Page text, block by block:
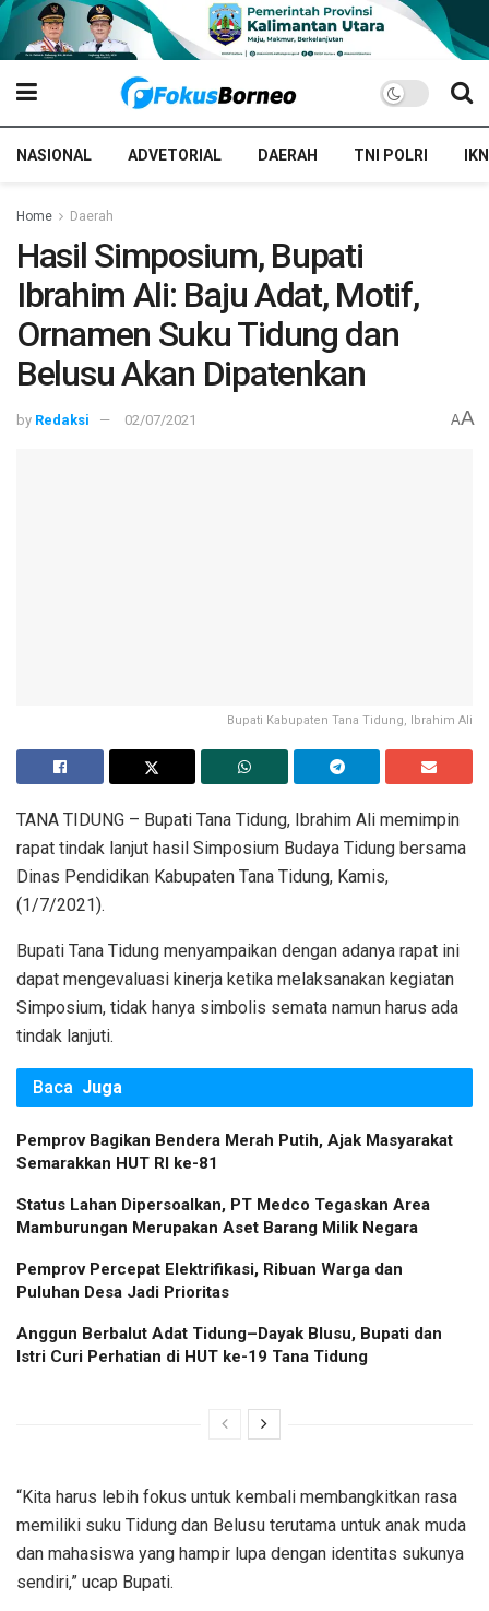
NASIONAL ADVETORIAL DAERAH TNI POLRI IKN
Home Daerah
Hasil Simposium, Bupati
Ibrahim Ali: Baju Adat, Motif,
Ornamen Suku Tidung dan
Belusu Akan Dipatenkan
by Redaksi 02/07/2021 AA
Bupati Kabupaten Tana Tidung, Ibrahim Ali
TANA TIDUNG – Bupati Tana Tidung, Ibrahim Ali memimpin
rapat tindak lanjut hasil Simposium Budaya Tidung bersama
Dinas Pendidikan Kabupaten Tana Tidung, Kamis,
(1/7/2021).
Bupati Tana Tidung menyampaikan dengan adanya rapat ini
dapat mengevaluasi kinerja ketika melaksanakan kegiatan
Simposium, tidak hanya simbolis semata namun harus ada
tindak lanjuti.
Baca Juga
Pemprov Bagikan Bendera Merah Putih, Ajak Masyarakat
Semarakkan HUT RI ke-81
Status Lahan Dipersoalkan, PT Medco Tegaskan Area
Mamburungan Merupakan Aset Barang Milik Negara
Pemprov Percepat Elektrifikasi, Ribuan Warga dan
Puluhan Desa Jadi Prioritas
Anggun Berbalut Adat Tidung–Dayak Blusu, Bupati dan
Istri Curi Perhatian di HUT ke-19 Tana Tidung
“Kita harus lebih fokus untuk kembali membangkitkan rasa
memiliki suku Tidung dan Belusu terutama untuk anak muda
dan mahasiswa yang hampir lupa dengan identitas sukunya
sendiri,” ucap Bupati.